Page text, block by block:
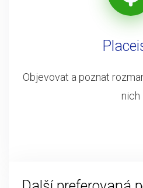
Objevovat a poznat
nich